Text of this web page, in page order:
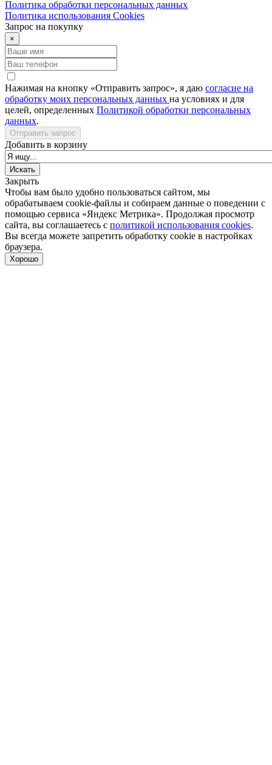
Политика обработки персональных данных
Политика использования Сookies
Запрос на покупку
×
Нажимая на кнопку «Отправить запрос», я даю согласие на
обработку моих персональных данных на условиях и для
целей, определенных Политикой обработки персональных
данных.
Отправить запрос
Добавить в корзину
Закрыть
Чтобы вам было удобно пользоваться сайтом, мы
обрабатываем cookie-файлы и собираем данные о поведении с
помощью сервиса «Яндекс Метрика». Продолжая просмотр
сайта, вы соглашаетесь с политикой использования cookies.
Вы всегда можете запретить обработку cookie в настройках
браузера.
Хорошо